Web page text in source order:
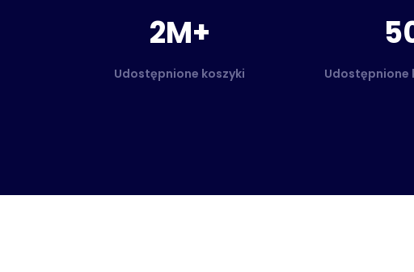
2M+
Udostępnione koszyki Udostępnione